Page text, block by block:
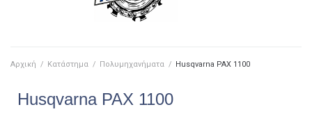
Αρχική / Κατάστημα / Πολυμηχανήματα / Husqvarna PAX 1100
Husqvarna PAX 1100